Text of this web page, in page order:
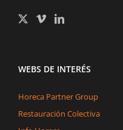
WEBS DE INTERÉS
Horeca Partner Group
Restauración Colectiva